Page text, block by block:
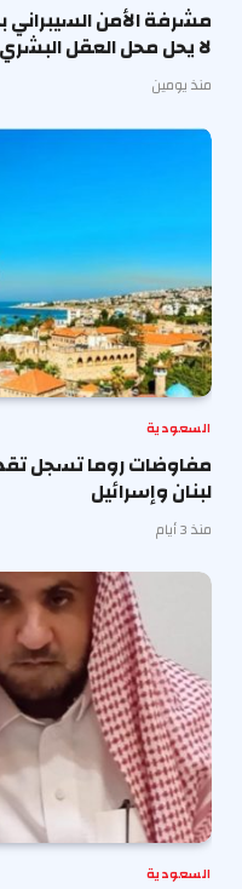
مشرفة الأمن السيبراني
لا يحل محل العقل البشري
منذ يومين
السعودية
مفاوضات روما تسجل
لبنان وإسرائيل
منذ 3 أيام
السعودية